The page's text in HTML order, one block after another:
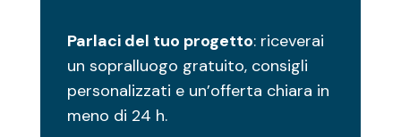
Parlaci del tuo progetto: riceverai
un sopralluogo gratuito, consigli
personalizzati e un’offerta chiara in
meno di 24 h.